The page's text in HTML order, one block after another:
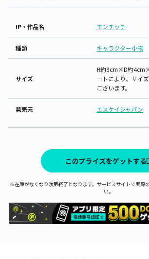
IP・作品名 モンチッチ
種類 キャラクター小物
サイズ
H約9cm×D約
ートにより、サイ
ございます。
発売元 エスケイジャパン
このプライズをゲットする
※在庫がなくなり次第終了となります。サービスサイトで実際
い。